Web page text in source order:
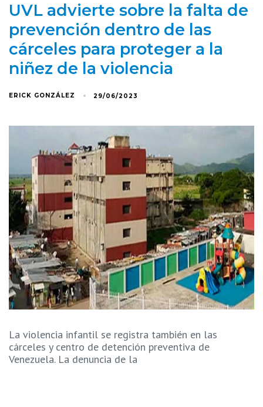
UVL advierte sobre la falta de
prevención dentro de las
cárceles para proteger a la
niñez de la violencia
ERICK GONZÁLEZ 29/06/2023
La violencia infantil se registra también en las
cárceles y centro de detención preventiva de
Venezuela. La denuncia de la